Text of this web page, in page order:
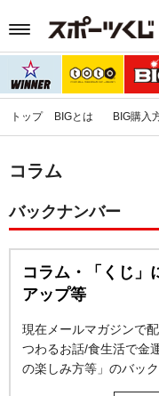
トップ BIGとは BIG購入
コラム
バックナンバー
コラム・「くじ」
アップ等
現在メールマガジンで
つわるお話/食生活で金
の楽しみ方等」のバッ